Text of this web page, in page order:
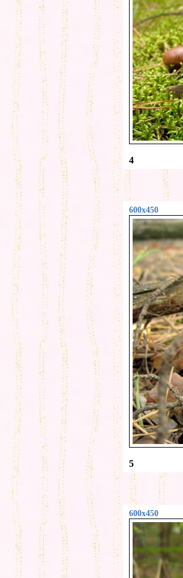
4
600x450
5
600x450